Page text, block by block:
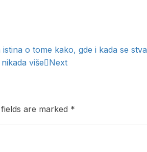
o tome kako, gde i kada se
više Next
are marked *